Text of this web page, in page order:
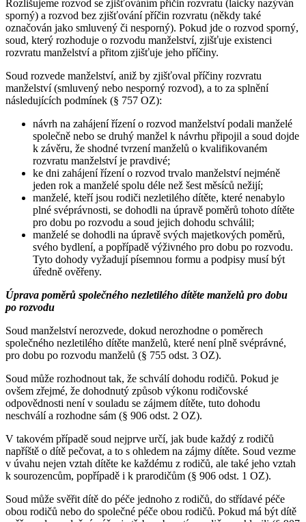
Rozlišujeme rozvod se zjišťováním příčin rozvratu (laicky nazýván
sporný) a rozvod bez zjišťování příčin rozvratu (někdy také
označován jako smluvený či nesporný). Pokud jde o rozvod sporný,
soud, který rozhoduje o rozvodu manželství, zjišťuje existenci
rozvratu manželství a přitom zjišťuje jeho příčiny.
Soud rozvede manželství, aniž by zjišťoval příčiny rozvratu
manželství (smluvený nebo nesporný rozvod), a to za splnění
následujících podmínek (§ 757 OZ):
návrh na zahájení řízení o rozvod manželství podali manželé
společně nebo se druhý manžel k návrhu připojil a soud dojde
k závěru, že shodné tvrzení manželů o kvalifikovaném
rozvratu manželství je pravdivé;
ke dni zahájení řízení o rozvod trvalo manželství nejméně
jeden rok a manželé spolu déle než šest měsíců nežijí;
manželé, kteří jsou rodiči nezletilého dítěte, které nenabylo
plné svéprávnosti, se dohodli na úpravě poměrů tohoto dítěte
pro dobu po rozvodu a soud jejich dohodu schválil;
manželé se dohodli na úpravě svých majetkových poměrů,
svého bydlení, a popřípadě výživného pro dobu po rozvodu.
Tyto dohody vyžadují písemnou formu a podpisy musí být
úředně ověřeny.
Úprava poměrů společného nezletilého dítěte manželů pro dobu
po rozvodu
Soud manželství nerozvede, dokud nerozhodne o poměrech
společného nezletilého dítěte manželů, které není plně svéprávné,
pro dobu po rozvodu manželů (§ 755 odst. 3 OZ).
Soud může rozhodnout tak, že schválí dohodu rodičů. Pokud je
ovšem zřejmé, že dohodnutý způsob výkonu rodičovské
odpovědnosti není v souladu se zájmem dítěte, tuto dohodu
neschválí a rozhodne sám (§ 906 odst. 2 OZ).
V takovém případě soud nejprve určí, jak bude každý z rodičů
napříště o dítě pečovat, a to s ohledem na zájmy dítěte. Soud vezme
v úvahu nejen vztah dítěte ke každému z rodičů, ale také jeho vztah
k sourozencům, popřípadě i k prarodičům (§ 906 odst. 1 OZ).
Soud může svěřit dítě do péče jednoho z rodičů, do střídavé péče
obou rodičů nebo do společné péče obou rodičů. Pokud má být dítě